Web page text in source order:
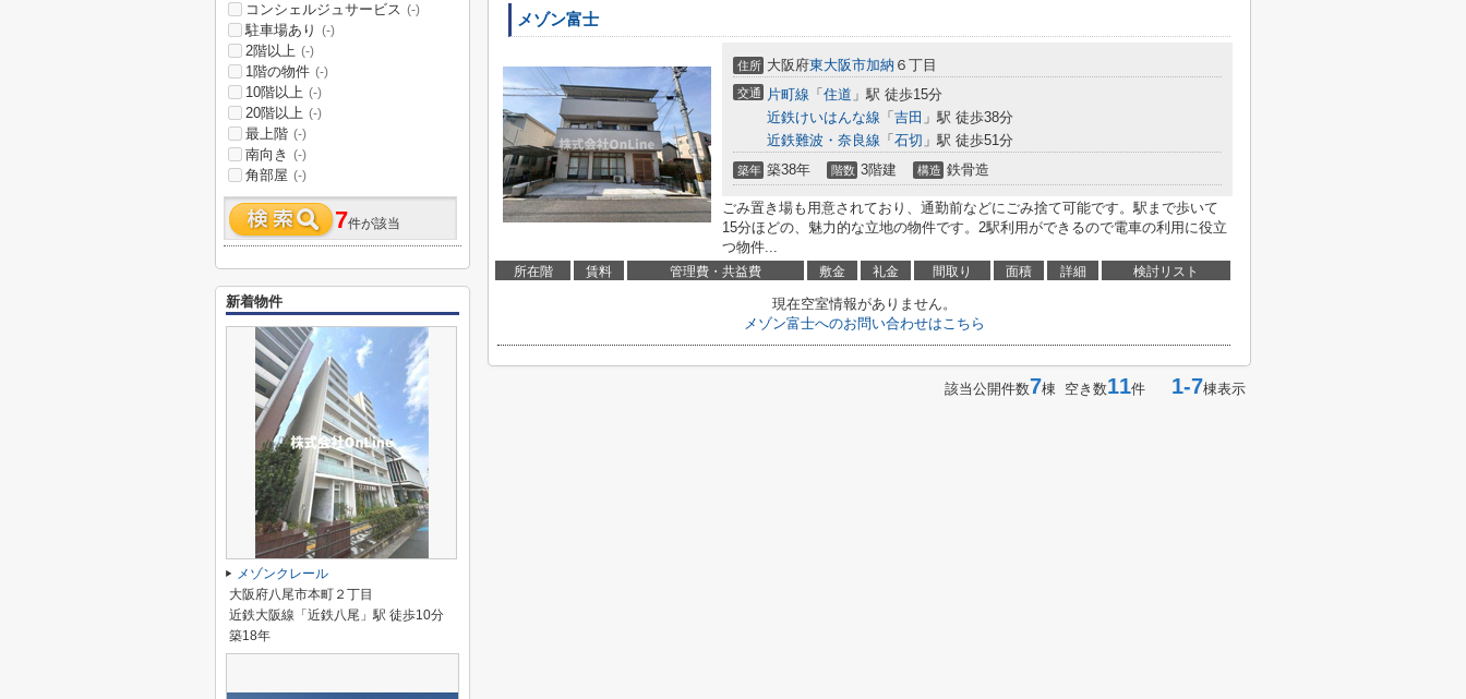
メゾン富士
住所 大阪府東大阪市加納 ６丁目
交通 片町線 「 住道 」駅 徒歩15分
近鉄けいはんな線 「 吉田 」駅 徒歩38分
近鉄難波・奈良線 「 石切 」駅 徒歩51分
築年 築38年 階数 3階建 構造 鉄骨造
ごみ置き場も用意されており、通勤前などにごみ捨て可能です。駅まで歩いて
15分ほどの、魅力的な立地の物件です。2駅利用ができるので電車の利用に役立
つ物件...
所在階 賃料 管理費・共益費 敷金 礼金 間取り 面積 詳細 検討リスト
現在空室情報がありません。
メゾン富士へのお問い合わせはこちら
該当公開件数7棟 空き数11件 1-7棟表示
コンシェルジュサービス (-)
駐車場あり (-)
2階以上 (-)
1階の物件 (-)
10階以上 (-)
20階以上 (-)
最上階 (-)
南向き (-)
角部屋 (-)
7件が該当
新着物件
メゾンクレール
大阪府八尾市本町２丁目
近鉄大阪線「近鉄八尾」駅 徒歩10分
築18年